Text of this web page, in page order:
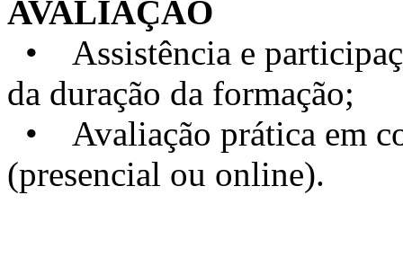
AVALIAÇÃO
• Assistência e
da duração da formação;
• Avaliação prática em
(presencial ou online).